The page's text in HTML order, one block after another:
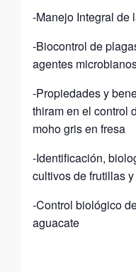
-Manejo Integral de
-Biocontrol de
agentes
-Propiedades y
thiram en el control
moho gris en fresa
-Identificación,
cultivos de frutillas
-Control biológico
aguacate